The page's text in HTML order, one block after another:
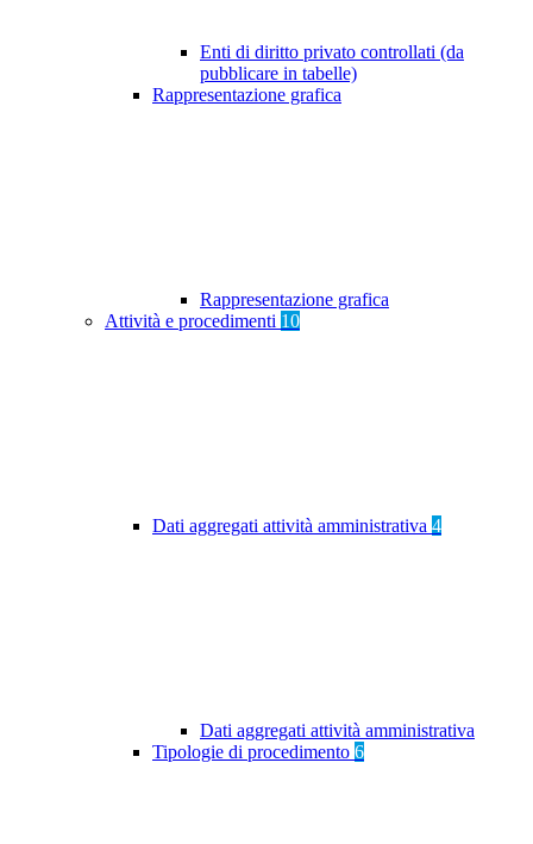
Enti di diritto privato controllati (da
pubblicare in tabelle)
Rappresentazione grafica
Rappresentazione grafica
Attività e procedimenti 10
Dati aggregati attività amministrativa 4
Dati aggregati attività amministrativa
Tipologie di procedimento 6